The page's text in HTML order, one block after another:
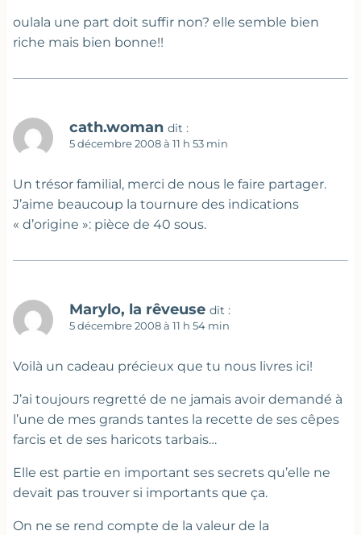
oulala une part doit suffir non? elle semble bien
riche mais bien bonne!!
cath.woman dit :
5 décembre 2008 à 11 h 53 min
Un trésor familial, merci de nous le faire partager.
J’aime beaucoup la tournure des indications
« d’origine »: pièce de 40 sous.
Marylo, la rêveuse dit :
5 décembre 2008 à 11 h 54 min
Voilà un cadeau précieux que tu nous livres ici!
J’ai toujours regretté de ne jamais avoir demandé à
l’une de mes grands tantes la recette de ses cêpes
farcis et de ses haricots tarbais…
Elle est partie en important ses secrets qu’elle ne
devait pas trouver si importants que ça.
On ne se rend compte de la valeur de la